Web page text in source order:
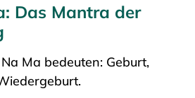
Das Mantra der
Ma bedeuten: Geburt,